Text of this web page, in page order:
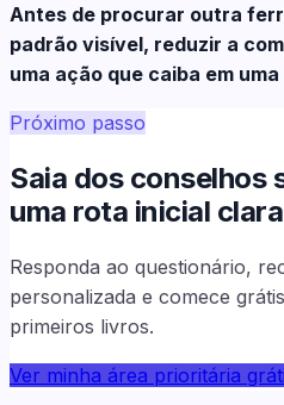
Antes de procurar outra
padrão visível, reduzir a
uma ação que caiba em
Próximo passo
Saia dos conselhos
uma rota inicial
Responda ao questionário,
personalizada e comece
primeiros livros.
Ver minha área prioritária